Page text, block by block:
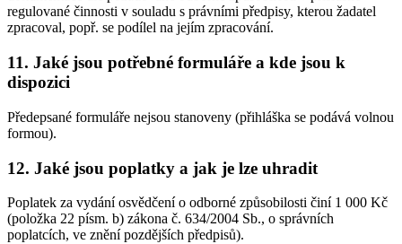
regulované činnosti v souladu s právními předpisy, kterou žadatel
zpracoval, popř. se podílel na jejím zpracování.
11. Jaké jsou potřebné formuláře a kde jsou k
dispozici
Předepsané formuláře nejsou stanoveny (přihláška se podává volnou
formou).
12. Jaké jsou poplatky a jak je lze uhradit
Poplatek za vydání osvědčení o odborné způsobilosti činí 1 000 Kč
(položka 22 písm. b) zákona č. 634/2004 Sb., o správních
poplatcích, ve znění pozdějších předpisů).